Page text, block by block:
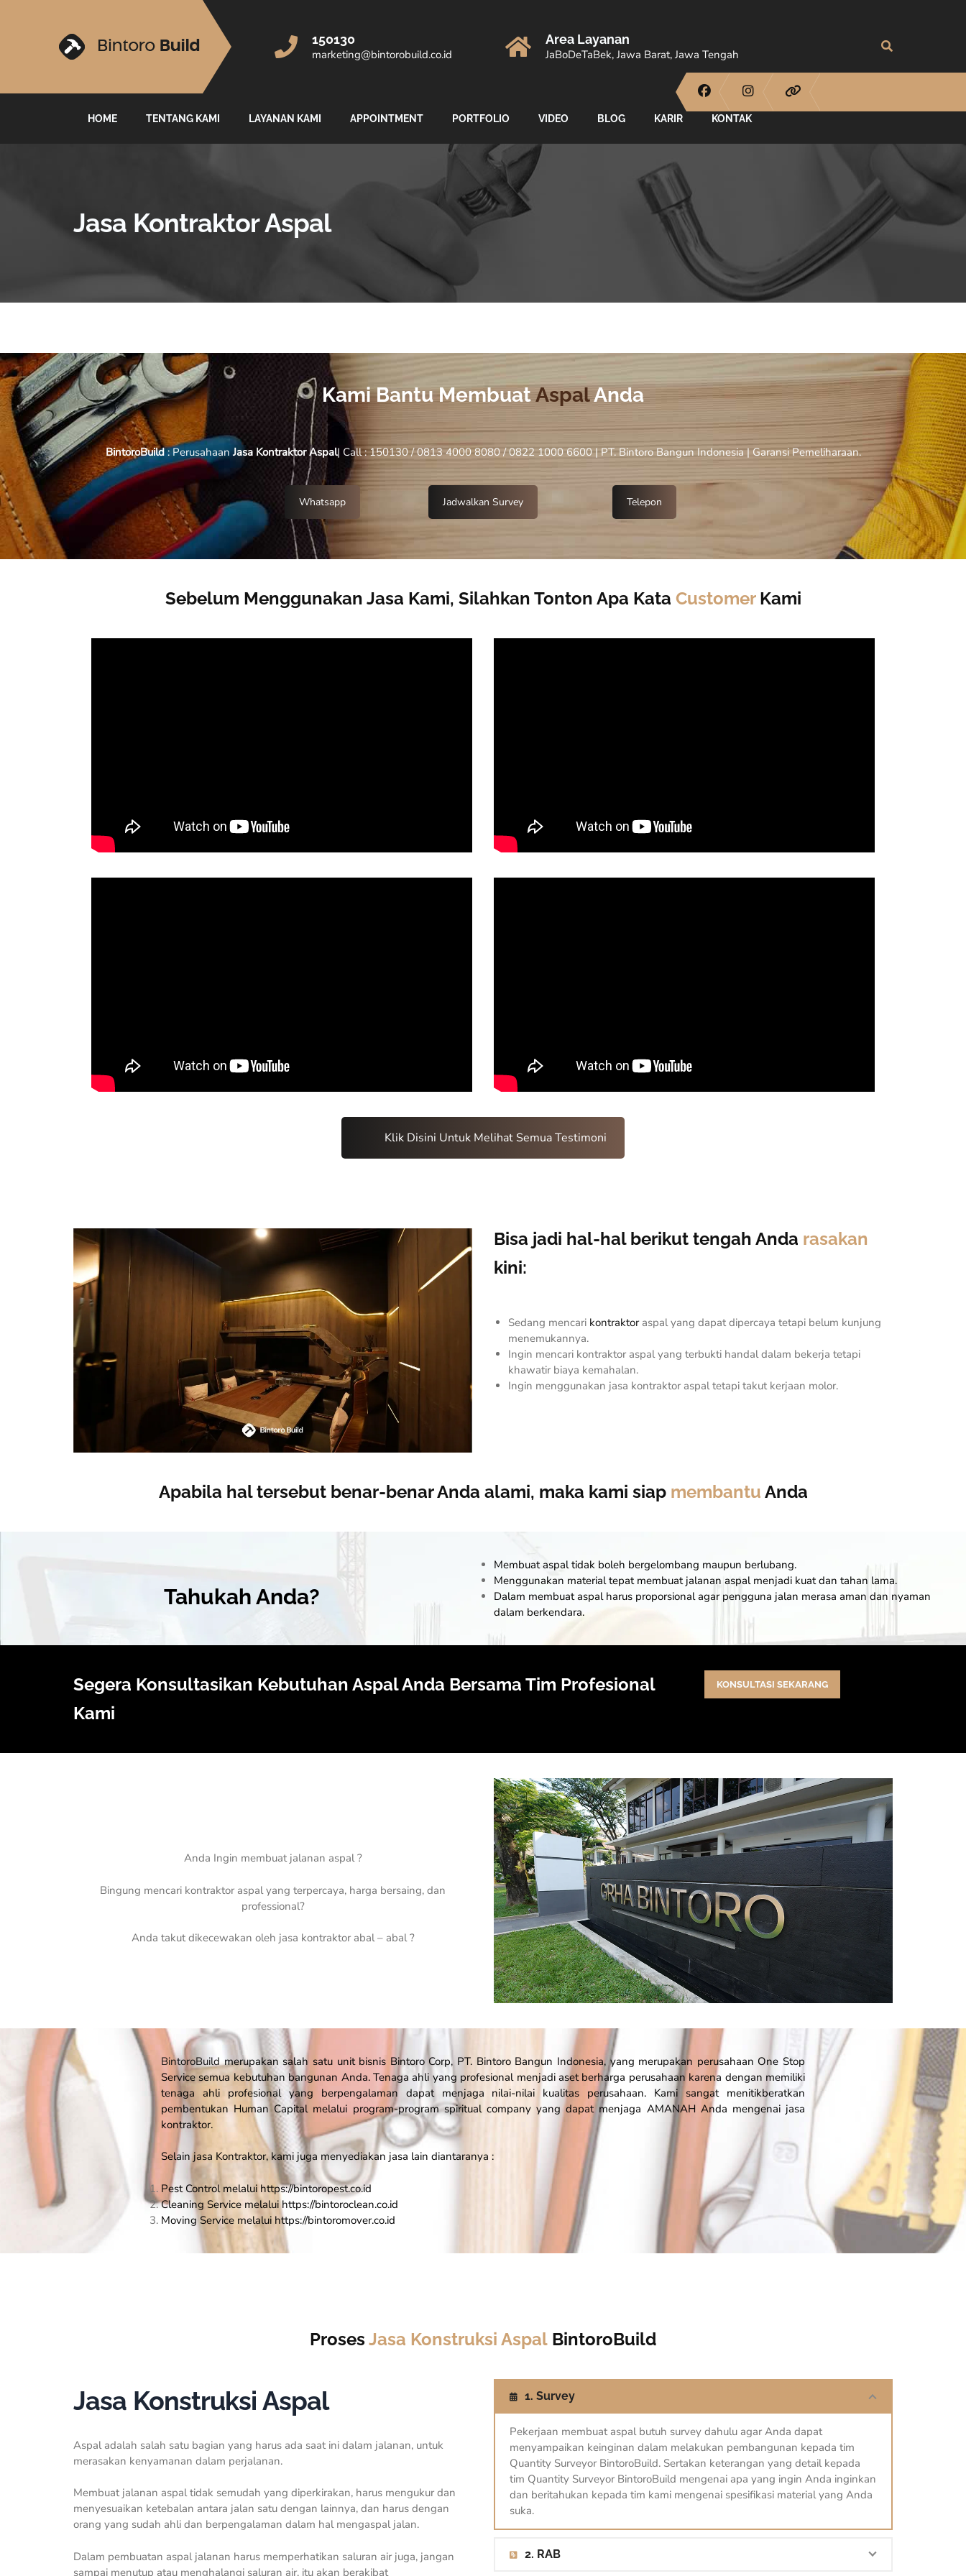
150130
marketing@bintorobuild.co.id
Area Layanan
JaBoDeTaBek, Jawa Barat, Jawa Tengah
HOME TENTANG KAMI LAYANAN KAMI APPOINTMENT PORTFOLIO VIDEO BLOG KARIR KONTAK
Jasa Kontraktor Aspal
Kami Bantu MembuatAspalAnda
BintoroBuild: PerusahaanJasa Kontraktor Aspal| Call : 150130 / 0813 4000 8080 / 0822 1000 6600 | PT. Bintoro Bangun Indonesia | Garansi Pemeliharaan.
Whatsapp Jadwalkan Survey Telepon
Sebelum Menggunakan Jasa Kami, Silahkan Tonton Apa Kata CustomerKami
Klik Disini Untuk Melihat Semua Testimoni
Bisa jadi hal-hal berikut tengah Anda rasakan
kini:
Sedang mencari kontraktoraspal yang dapat dipercaya tetapi belum kunjung
menemukannya.
Ingin mencari kontraktor aspal yang terbukti handal dalam bekerja tetapi
khawatir biaya kemahalan.
Ingin menggunakan jasa kontraktor aspal tetapi takut kerjaan molor.
Apabila hal tersebut benar-benar Anda alami, maka kami siap membantu Anda
Tahukah Anda?
Membuat aspal tidak boleh bergelombang maupun berlubang.
Menggunakan material tepat membuat jalanan aspal menjadi kuat dan tahan lama.
Dalam membuat aspal harus proporsional agar pengguna jalan merasa aman dan nyaman
dalam berkendara.
Segera Konsultasikan Kebutuhan Aspal Anda Bersama Tim Profesional
Kami
KONSULTASI SEKARANG
Anda Ingin membuat jalanan aspal ?
Bingung mencari kontraktor aspal yang terpercaya, harga bersaing, dan
professional?
Anda takut dikecewakan oleh jasa kontraktor abal – abal ?
BintoroBuildmerupakan salah satu unit bisnis Bintoro Corp, PT. Bintoro Bangun Indonesia, yang merupakan perusahaan One Stop
Service semua kebutuhan bangunan Anda. Tenaga ahli yang profesional menjadi aset berharga perusahaan karena dengan memiliki
tenaga ahli profesional yang berpengalaman dapat menjaga nilai-nilai kualitas perusahaan. Kami sangat menitikberatkan
pembentukan Human Capital melalui program-program spiritual company yang dapat menjaga AMANAH Anda mengenai jasa
kontraktor.
Selain jasa Kontraktor, kami juga menyediakan jasa lain diantaranya :
Pest Control melalui https://bintoropest.co.id
Cleaning Service melalui https://bintoroclean.co.id
Moving Service melalui https://bintoromover.co.id
Proses Jasa Konstruksi Aspal BintoroBuild
Jasa Konstruksi Aspal
Aspal adalah salah satu bagian yang harus ada saat ini dalam jalanan, untuk
merasakan kenyamanan dalam perjalanan.
Membuat jalanan aspal tidak semudah yang diperkirakan, harus mengukur dan
menyesuaikan ketebalan antara jalan satu dengan lainnya, dan harus dengan
orang yang sudah ahli dan berpengalaman dalam hal mengaspal jalan.
Dalam pembuatan aspal jalanan harus memperhatikan saluran air juga, jangan
sampai menutup atau menghalangi saluran air, itu akan berakibat
1. Survey
Pekerjaan membuat aspal butuh survey dahulu agar Anda dapat
menyampaikan keinginan dalam melakukan pembangunan kepada tim
Quantity Surveyor BintoroBuild. Sertakan keterangan yang detail kepada
tim Quantity Surveyor BintoroBuild mengenai apa yang ingin Anda inginkan
dan beritahukan kepada tim kami mengenai spesifikasi material yang Anda
suka.
2. RAB